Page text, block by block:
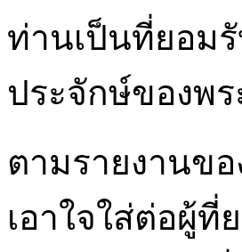
ท่านเป็นที่ยอม
ประจักษ์ของพ
ตามรายงานขอ
เอาใจใส่ต่อผู้